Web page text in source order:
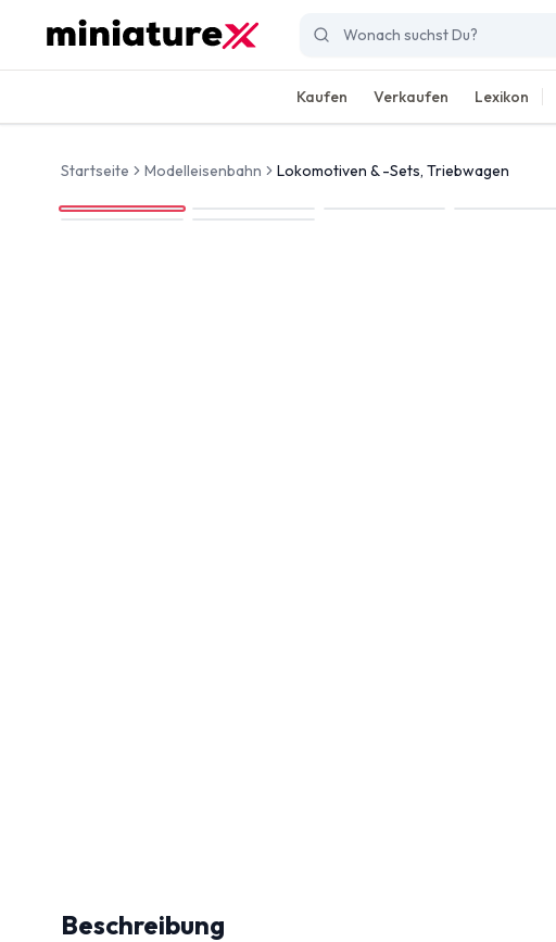
Kaufen Verkaufen Lexikon
Startseite Modelleisenbahn Lokomotiven & -Sets, Triebwagen
Beschreibung